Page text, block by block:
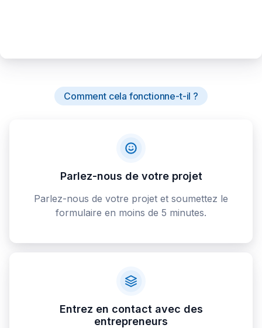
Comment cela fonctionne-t-il ?
Parlez-nous de votre projet
Parlez-nous de votre projet et soumettez le
formulaire en moins de 5 minutes.
Entrez en contact avec des
entrepreneurs